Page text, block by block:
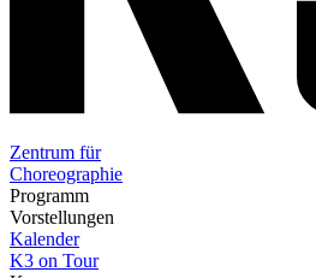
Zentrum für
Choreographie
Programm
Vorstellungen
Kalender
K3 on Tour